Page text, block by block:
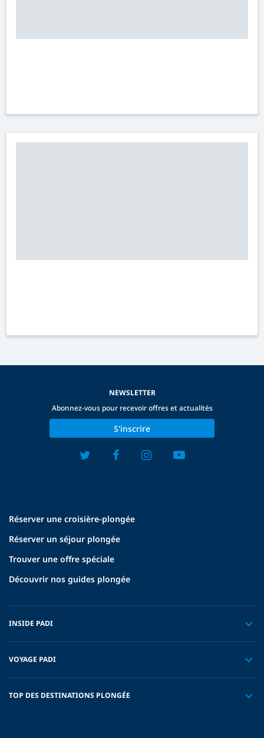
Réserver une croisière-plongée
Réserver un séjour plongée
Trouver une offre spéciale
Découvrir nos guides plongée
INSIDE PADI
VOYAGE PADI
TOP DES DESTINATIONS PLONGÉE
NEWSLETTER
Abonnez-vous pour recevoir offres et actualités
S'inscrire